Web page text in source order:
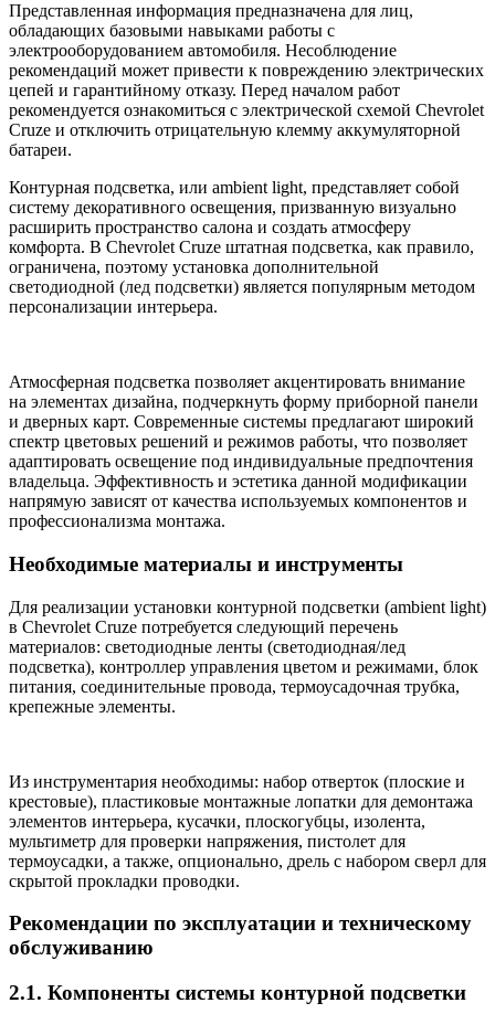
Представленная информация предназначена для лиц,
обладающих базовыми навыками работы с
электрооборудованием автомобиля. Несоблюдение
рекомендаций может привести к повреждению электрических
цепей и гарантийному отказу. Перед началом работ
рекомендуется ознакомиться с электрической схемой Chevrolet
Cruze и отключить отрицательную клемму аккумуляторной
батареи.
Контурная подсветка, или ambient light, представляет собой
систему декоративного освещения, призванную визуально
расширить пространство салона и создать атмосферу
комфорта. В Chevrolet Cruze штатная подсветка, как правило,
ограничена, поэтому установка дополнительной
светодиодной (лед подсветки) является популярным методом
персонализации интерьера.
Атмосферная подсветка позволяет акцентировать внимание
на элементах дизайна, подчеркнуть форму приборной панели
и дверных карт. Современные системы предлагают широкий
спектр цветовых решений и режимов работы, что позволяет
адаптировать освещение под индивидуальные предпочтения
владельца. Эффективность и эстетика данной модификации
напрямую зависят от качества используемых компонентов и
профессионализма монтажа.
Необходимые материалы и инструменты
Для реализации установки контурной подсветки (ambient light)
в Chevrolet Cruze потребуется следующий перечень
материалов: светодиодные ленты (светодиодная/лед
подсветка), контроллер управления цветом и режимами, блок
питания, соединительные провода, термоусадочная трубка,
крепежные элементы.
Из инструментария необходимы: набор отверток (плоские и
крестовые), пластиковые монтажные лопатки для демонтажа
элементов интерьера, кусачки, плоскогубцы, изолента,
мультиметр для проверки напряжения, пистолет для
термоусадки, а также, опционально, дрель с набором сверл для
скрытой прокладки проводки.
Рекомендации по эксплуатации и техническому
обслуживанию
2.1. Компоненты системы контурной подсветки